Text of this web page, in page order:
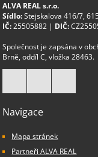
ALVA REAL s.r.o.
Sídlo:Stejskalova 416/7,
IČ:25505882 | DIČ:
Společnost je zapsána v
Brně, oddíl C, vložka 28463.
Navigace
Mapa stránek
Partneři ALVA REAL